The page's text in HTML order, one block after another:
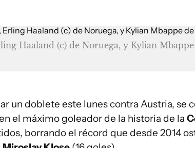
Haaland (c) de Noruega, y Kylian
un doblete este lunes contra Austria, se
el máximo goleador de la historia de la
borrando el récord que desde 2014